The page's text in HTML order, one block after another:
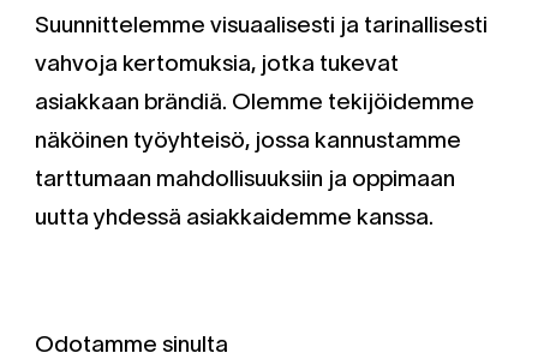
Suunnittelemme visuaalisesti ja tarinallisesti
vahvoja kertomuksia, jotka tukevat
asiakkaan brändiä. Olemme tekijöidemme
näköinen työyhteisö, jossa kannustamme
tarttumaan mahdollisuuksiin ja oppimaan
uutta yhdessä asiakkaidemme kanssa.
Odotamme sinulta